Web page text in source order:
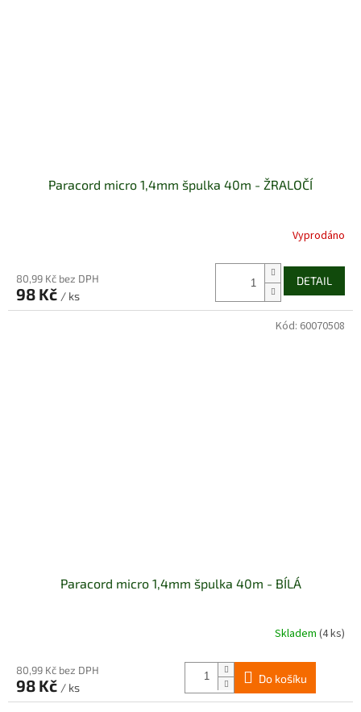
Paracord micro 1,4mm špulka 40m - ŽRALOČÍ
Vyprodáno
80,99 Kč bez DPH
98 Kč / ks
DETAIL
Paracord micro 1,4mm špulka 40m - BÍLÁ
Skladem (4 ks)
80,99 Kč bez DPH
98 Kč / ks
Do košíku
Kód: 60070508